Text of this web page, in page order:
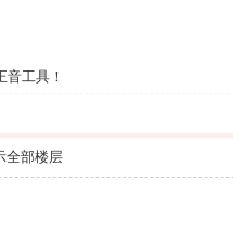
工具！
全部楼层